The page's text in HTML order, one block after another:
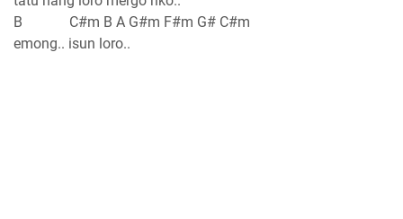
B C#m B A G#m F#m G# C#m
emong.. isun loro..